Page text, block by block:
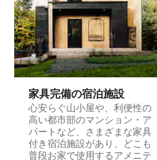
家具完備の宿⁠泊⁠施⁠設
心安らぐ山小屋や、利便性の
高い都市部のマンション・ア
パートなど、さまざまな家具
付き宿泊施設があり、どこも
普段お家で使用するアメニテ